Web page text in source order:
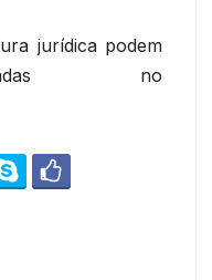
jurídica podem
no